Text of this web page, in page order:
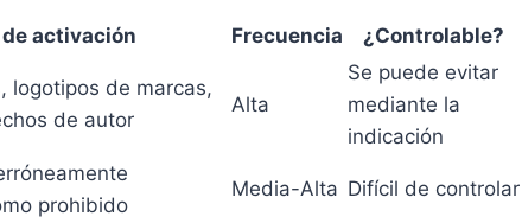
activación Frecuencia
¿Controlable?
logotipos de marcas,
de autor
Alta
Se puede evitar
mediante la
indicación
prohibido
Media-Alta Difícil de controlar